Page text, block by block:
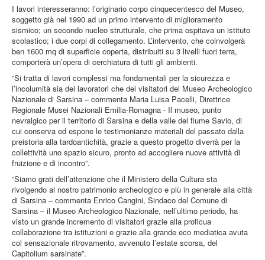
I lavori interesseranno: l’originario corpo cinquecentesco del Museo,
soggetto già nel 1990 ad un primo intervento di miglioramento
sismico; un secondo nucleo strutturale, che prima ospitava un istituto
scolastico; i due corpi di collegamento. L’intervento, che coinvolgerà
ben 1600 mq di superficie coperta, distribuiti su 3 livelli fuori terra,
comporterà un’opera di cerchiatura di tutti gli ambienti.
“Si tratta di lavori complessi ma fondamentali per la sicurezza e
l’incolumità sia dei lavoratori che dei visitatori del Museo Archeologico
Nazionale di Sarsina – commenta Maria Luisa Pacelli, Direttrice
Regionale Musei Nazionali Emilia-Romagna - Il museo, punto
nevralgico per il territorio di Sarsina e della valle del fiume Savio, di
cui conserva ed espone le testimonianze materiali del passato dalla
preistoria alla tardoantichità, grazie a questo progetto diverrà per la
collettività uno spazio sicuro, pronto ad accogliere nuove attività di
fruizione e di incontro”.
“Siamo grati dell’attenzione che il Ministero della Cultura sta
rivolgendo al nostro patrimonio archeologico e più in generale alla città
di Sarsina – commenta Enrico Cangini, Sindaco del Comune di
Sarsina – il Museo Archeologico Nazionale, nell’ultimo periodo, ha
visto un grande incremento di visitatori grazie alla proficua
collaborazione tra istituzioni e grazie alla grande eco mediatica avuta
col sensazionale ritrovamento, avvenuto l’estate scorsa, del
Capitolium sarsinate”.